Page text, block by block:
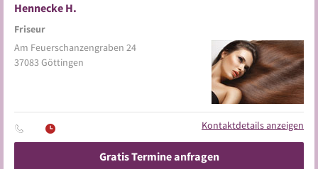
Hennecke H.
Friseur
Am Feuerschanzengraben 24
37083 Göttingen
Kontaktdetails anzeigen
Gratis Termine anfragen